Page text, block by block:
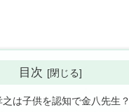
目次
之は子供を認知で金八先生？